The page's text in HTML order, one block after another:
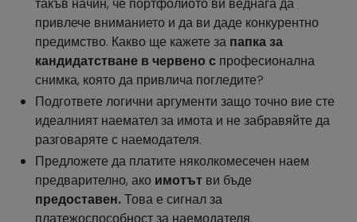
привлече вниманието и да ви даде конкурентно
предимство. Какво ще кажете за папка за
кандидатстване в червено с професионална
снимка, която да привлича погледите?
Подгответе логични аргументи защо точно вие сте
идеалният наемател за имота и не забравяйте да
разговаряте с наемодателя.
Предложете да платите няколкомесечен наем
предварително, ако имотът ви бъде
предоставен.Това е сигнал за